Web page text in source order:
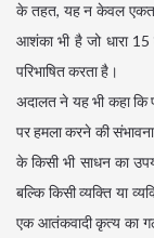
के तहत, यह न केवल
आशंका भी है जो धारा
परिभाषित करता है।
अदालत ने यह भी कहा कि
पर हमला करने की
के किसी भी साधन का
बल्कि किसी व्यक्ति या
एक आतंकवादी कृत्य का